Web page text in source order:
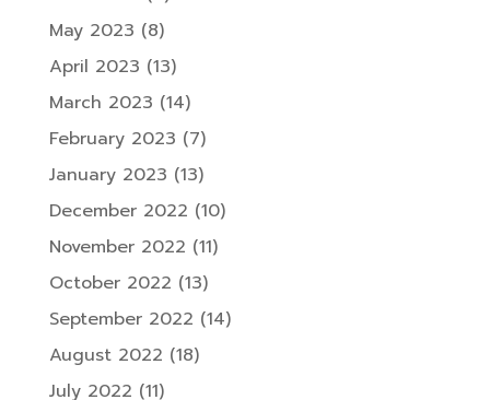
May 2023 (8)
April 2023 (13)
March 2023 (14)
February 2023 (7)
January 2023 (13)
December 2022 (10)
November 2022 (11)
October 2022 (13)
September 2022 (14)
August 2022 (18)
July 2022 (11)